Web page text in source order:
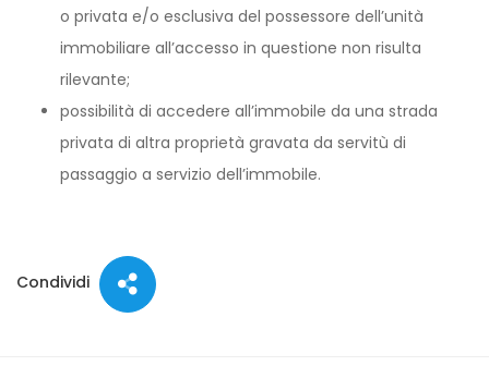
o privata e/o esclusiva del possessore dell’unità
immobiliare all’accesso in questione non risulta
rilevante;
possibilità di accedere all’immobile da una strada
privata di altra proprietà gravata da servitù di
passaggio a servizio dell’immobile.
Condividi